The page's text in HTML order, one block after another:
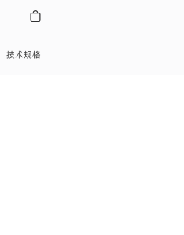
技术规格